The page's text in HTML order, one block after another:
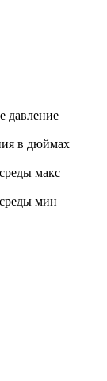
давление
в дюймах
макс
мин